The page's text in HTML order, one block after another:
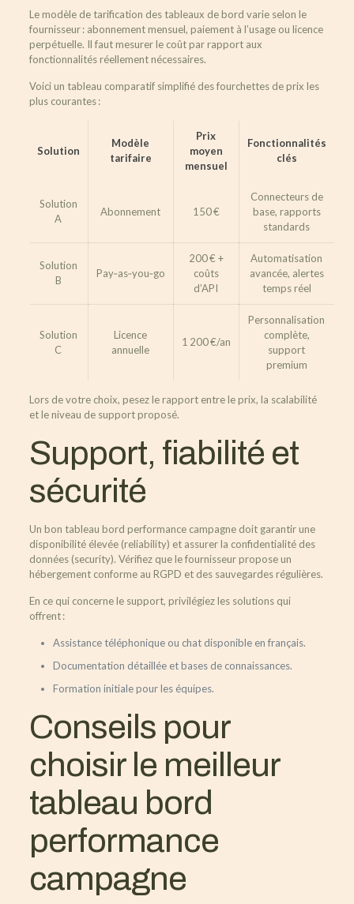
Le modèle de tarification des tableaux de bord varie selon le
fournisseur : abonnement mensuel, paiement à l’usage ou licence
perpétuelle. Il faut mesurer le coût par rapport aux
fonctionnalités réellement nécessaires.
Voici un tableau comparatif simplifié des fourchettes de prix les
plus courantes :
Solution
Modèle
tarifaire
Prix
moyen
mensuel
Fonctionnalités
clés
Solution
A
Abonnement 150 €
Connecteurs de
base, rapports
standards
Solution
B
Pay‑as‑you‑go
200 € +
coûts
d’API
Automatisation
avancée, alertes
temps réel
Solution
C
Licence
annuelle
1 200 €/an
Personnalisation
complète,
support
premium
Lors de votre choix, pesez le rapport entre le prix, la scalabilité
et le niveau de support proposé.
Support, fiabilité et
sécurité
Un bon tableau bord performance campagne doit garantir une
disponibilité élevée (reliability) et assurer la confidentialité des
données (security). Vérifiez que le fournisseur propose un
hébergement conforme au RGPD et des sauvegardes régulières.
En ce qui concerne le support, privilégiez les solutions qui
offrent :
Assistance téléphonique ou chat disponible en français.
Documentation détaillée et bases de connaissances.
Formation initiale pour les équipes.
Conseils pour
choisir le meilleur
tableau bord
performance
campagne